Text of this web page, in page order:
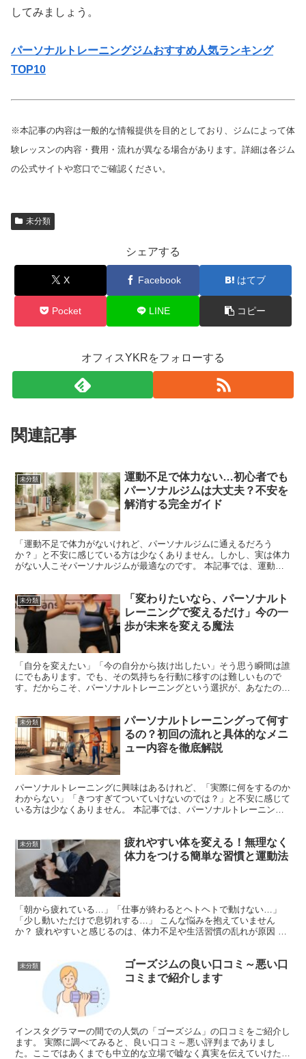
してみましょう。
パーソナルトレーニングジムおすすめ人気ランキング
TOP10
※本記事の内容は一般的な情報提供を目的としており、ジムによって体
験レッスンの内容・費用・流れが異なる場合があります。詳細は各ジム
の公式サイトや窓口でご確認ください。
未分類
シェアする
X Facebook はてブ
Pocket LINE コピー
オフィスYKRをフォローする
関連記事
未分類
運動不足で体力ない…初心者でも
パーソナルジムは大丈夫？不安を
解消する完全ガイド
「運動不足で体力がないけれど、パーソナルジムに通えるだろう
か？」と不安に感じている方は少なくありません。しかし、実は体力
がない人こそパーソナルジムが最適なのです。 本記事では、運動経
未分類
「変わりたいなら、パーソナルト
レーニングで変えるだけ」今の一
歩が未来を変える魔法
「自分を変えたい」「今の自分から抜け出したい」そう思う瞬間は誰
にでもあります。でも、その気持ちを行動に移すのは難しいもので
す。だからこそ、パーソナルトレーニングという選択が、あなたの未
未分類
パーソナルトレーニングって何す
るの？初回の流れと具体的なメニ
ュー内容を徹底解説
パーソナルトレーニングに興味はあるけれど、「実際に何をするのか
わからない」「きつすぎてついていけないのでは？」と不安に感じて
いる方は少なくありません。 本記事では、パーソナルトレーニング
未分類
疲れやすい体を変える！無理なく
体力をつける簡単な習慣と運動法
「朝から疲れている…」「仕事が終わるとヘトヘトで動けない…」
「少し動いただけで息切れする…」 こんな悩みを抱えていません
か？ 疲れやすいと感じるのは、体力不足や生活習慣の乱れが原因 か
未分類
ゴーズジムの良い口コミ～悪い口
コミまで紹介します
インスタグラマーの間での人気の「ゴーズジム」の口コミをご紹介し
ます。 実際に調べてみると、良い口コミ～悪い評判までありまし
た。ここではあくまでも中立的な立場で嘘なく真実を伝えていけたら